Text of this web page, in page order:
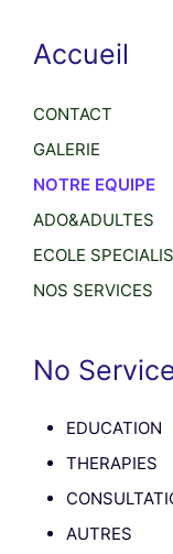
Accueil
CONTACT
GALERIE
NOTRE EQUIPE
ADO&ADULTES
ECOLE
NOS SERVICES
No
EDUCATION
THERAPIES
AUTRES